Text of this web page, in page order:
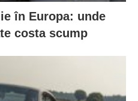
în Europa: unde
costa scump